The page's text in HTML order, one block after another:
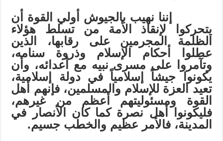
إننا نهيب بالجيوش أولي القوة أن
يتحركوا لإنقاذ الأمة من تسلط هؤلاء
الظلمة المجرمين على رقابها، الذين
عطلوا أحكام الإسلام وذروة سنامه،
وتآمروا على مسرى نبيه مع أعدائه، وأن
يكونوا جيشاً إسلامياً في دولة إسلامية،
تعيد العزة للإسلام والمسلمين، فإنهم أهل
القوة ومسئوليتهم أعظم من غيرهم،
فليكونوا أهل نصرة كما كان الأنصار في
المدينة، فالأمر عظيم والخطب جسيم.